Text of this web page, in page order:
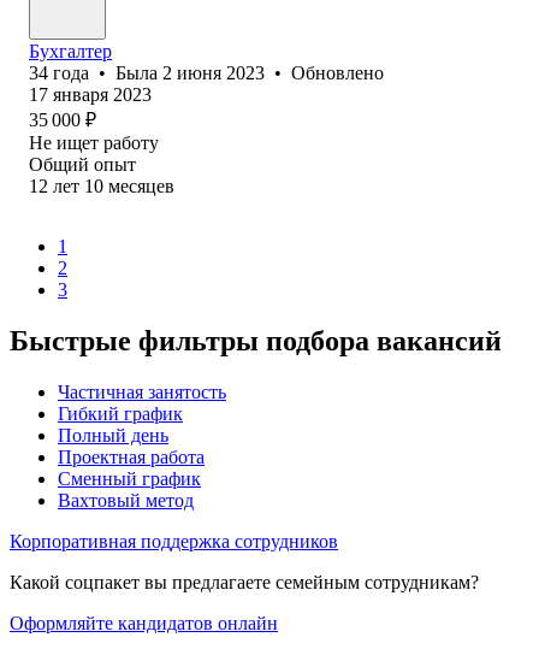
Бухгалтер
34 года • Была 2 июня 2023 • Обновлено
17 января 2023
35 000 ₽
Не ищет работу
Общий опыт
12 лет 10 месяцев
1
2
3
Быстрые фильтры подбора вакансий
Частичная занятость
Гибкий график
Полный день
Проектная работа
Сменный график
Вахтовый метод
Корпоративная поддержка сотрудников
Какой соцпакет вы предлагаете семейным сотрудникам?
Оформляйте кандидатов онлайн